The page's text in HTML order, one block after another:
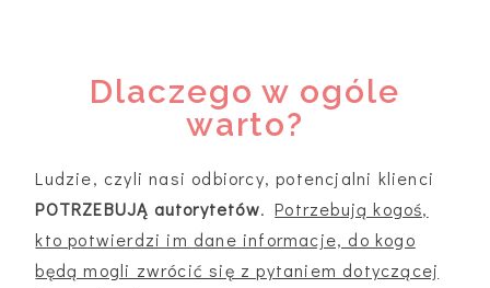
Dlaczego w ogóle
warto?
Ludzie, czyli nasi odbiorcy, potencjalni klienci
POTRZEBUJĄ autorytetów.Potrzebują kogoś,
kto potwierdzi im dane informacje, do kogo
będą mogli zwrócić się z pytaniem dotyczącej